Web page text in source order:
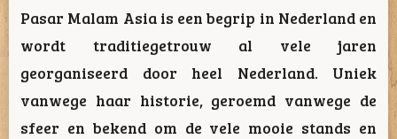
Pasar Malam Asia is een begrip in Nederland en
wordt traditiegetrouw al vele jaren
georganiseerd door heel Nederland. Uniek
vanwege haar historie, geroemd vanwege de
sfeer en bekend om de vele mooie stands en